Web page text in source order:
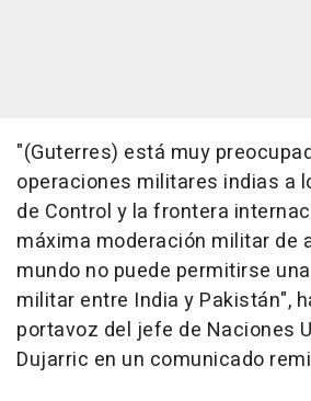
"(Guterres) está muy
operaciones militares indias a
de Control y la frontera
máxima moderación militar de
mundo no puede permitirse
militar entre India y Pakistán",
portavoz del jefe de Naciones
Dujarric en un comunicado